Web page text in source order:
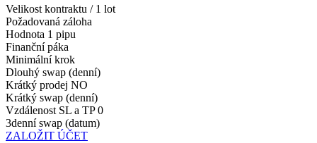
Velikost kontraktu / 1 lot
Požadovaná záloha
Hodnota 1 pipu
Finanční páka
Minimální krok
Dlouhý swap (denní)
Krátký prodej NO
Krátký swap (denní)
Vzdálenost SL a TP 0
3denní swap (datum)
ZALOŽIT ÚČET